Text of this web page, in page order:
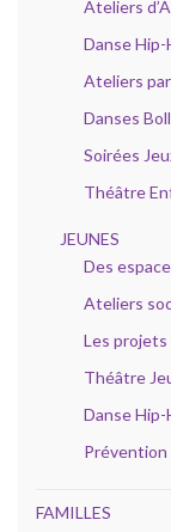
Ateliers
Danse
Ateliers
Danses
Soirées
Théâtre
JEUNES
Des
Ateliers
Les projets
Théâtre
Danse Hip-
FAMILLES